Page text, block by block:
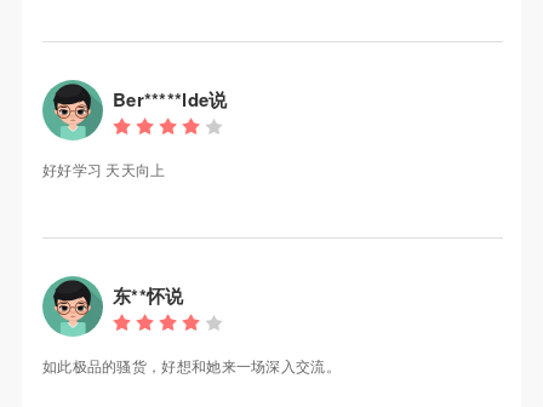
Ber*****lde说
好好学习 天天向上
东**怀说
如此极品的骚货，好想和她来一场深入交流。